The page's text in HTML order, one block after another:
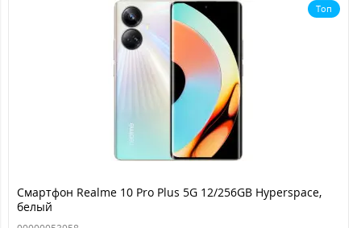
Топ
Смартфон Realme 10 Pro Plus 5G 12/256GB Hyperspace,
белый